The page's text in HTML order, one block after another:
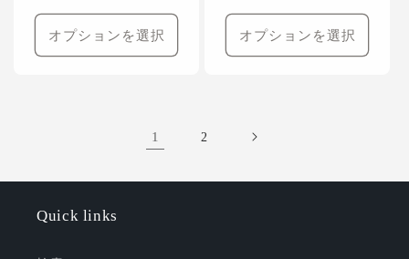
常
格
オプションを選択
常
格
オプションを選択
1 2
Quick links